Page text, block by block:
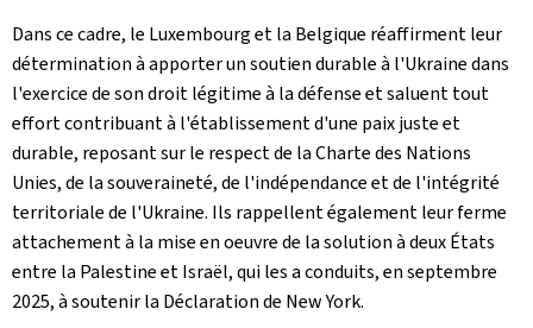
Dans ce cadre, le Luxembourg et la Belgique réaffirment leur
détermination à apporter un soutien durable à l'Ukraine dans
l'exercice de son droit légitime à la défense et saluent tout
effort contribuant à l'établissement d'une paix juste et
durable, reposant sur le respect de la Charte des Nations
Unies, de la souveraineté, de l'indépendance et de l'intégrité
territoriale de l'Ukraine. Ils rappellent également leur ferme
attachement à la mise en oeuvre de la solution à deux États
entre la Palestine et Israël, qui les a conduits, en septembre
2025, à soutenir la Déclaration de New York.